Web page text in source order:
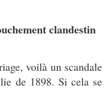
clandestin
voilà un scandale
de 1898. Si cela se